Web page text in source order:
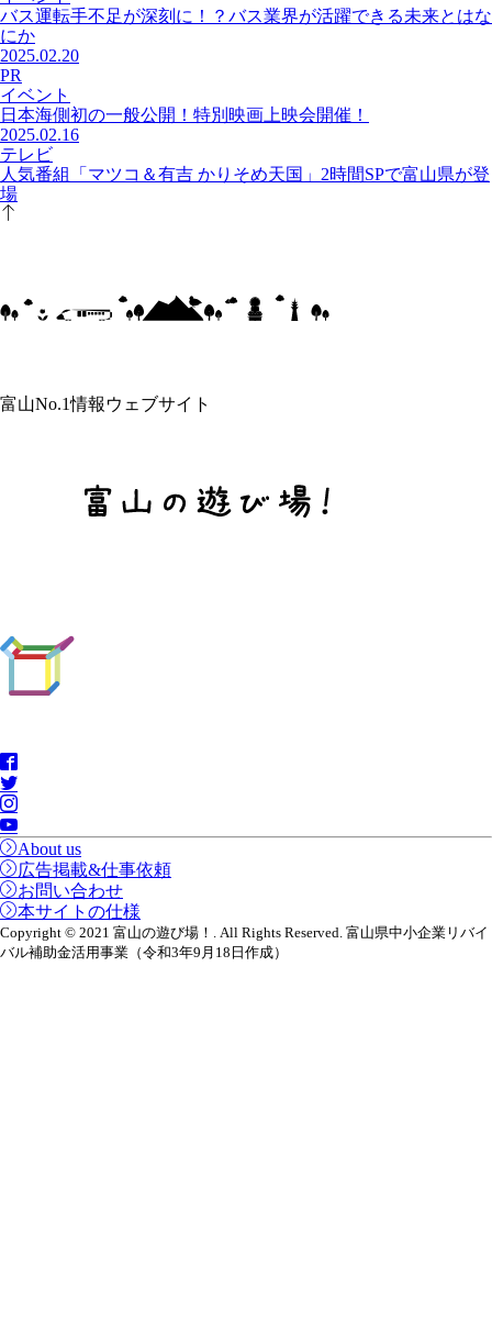
バス運転手不足が深刻に！？バス業界が活躍できる未来とはな
にか
2025.02.20
PR
イベント
日本海側初の一般公開！特別映画上映会開催！
2025.02.16
テレビ
人気番組「マツコ＆有吉 かりそめ天国」2時間SPで富山県が登
場
富山No.1情報ウェブサイト
About us
広告掲載&仕事依頼
お問い合わせ
本サイトの仕様
Copyright © 2021 富山の遊び場！. All Rights Reserved. 富山県中小企業リバイ
バル補助金活用事業（令和3年9月18日作成）